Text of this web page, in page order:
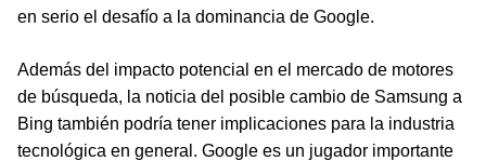
en serio el desafío a la dominancia de Google.
Además del impacto potencial en el mercado de motores
de búsqueda, la noticia del posible cambio de Samsung a
Bing también podría tener implicaciones para la industria
tecnológica en general. Google es un jugador importante